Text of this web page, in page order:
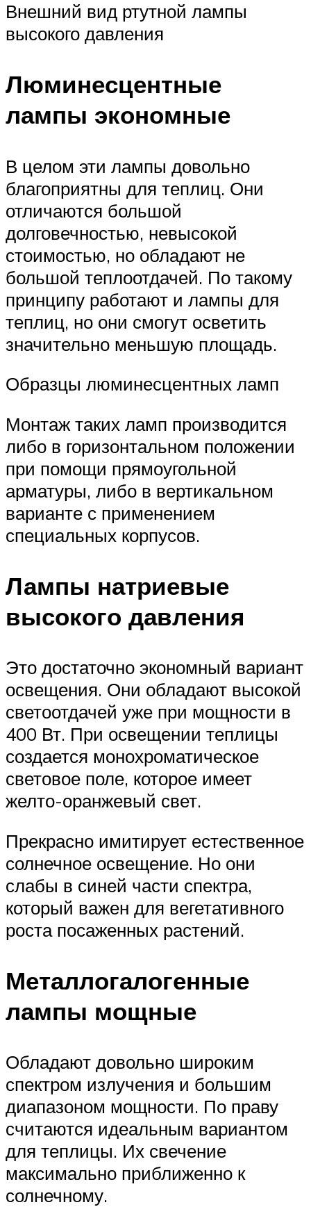
Внешний вид ртутной лампы
высокого давления
Люминесцентные
лампы экономные
В целом эти лампы довольно
благоприятны для теплиц. Они
отличаются большой
долговечностью, невысокой
стоимостью, но обладают не
большой теплоотдачей. По такому
принципу работают и лампы для
теплиц, но они смогут осветить
значительно меньшую площадь.
Образцы люминесцентных ламп
Монтаж таких ламп производится
либо в горизонтальном положении
при помощи прямоугольной
арматуры, либо в вертикальном
варианте с применением
специальных корпусов.
Лампы натриевые
высокого давления
Это достаточно экономный вариант
освещения. Они обладают высокой
светоотдачей уже при мощности в
400 Вт. При освещении теплицы
создается монохроматическое
световое поле, которое имеет
желто-оранжевый свет.
Прекрасно имитирует естественное
солнечное освещение. Но они
слабы в синей части спектра,
который важен для вегетативного
роста посаженных растений.
Металлогалогенные
лампы мощные
Обладают довольно широким
спектром излучения и большим
диапазоном мощности. По праву
считаются идеальным вариантом
для теплицы. Их свечение
максимально приближенно к
солнечному.